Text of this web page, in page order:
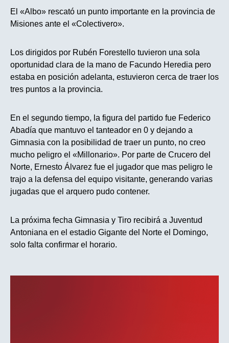
El «Albo» rescató un punto importante en la provincia de
Misiones ante el «Colectivero».
Los dirigidos por Rubén Forestello tuvieron una sola
oportunidad clara de la mano de Facundo Heredia pero
estaba en posición adelanta, estuvieron cerca de traer los
tres puntos a la provincia.
En el segundo tiempo, la figura del partido fue Federico
Abadía que mantuvo el tanteador en 0 y dejando a
Gimnasia con la posibilidad de traer un punto, no creo
mucho peligro el «Millonario». Por parte de Crucero del
Norte, Ernesto Álvarez fue el jugador que mas peligro le
trajo a la defensa del equipo visitante, generando varias
jugadas que el arquero pudo contener.
La próxima fecha Gimnasia y Tiro recibirá a Juventud
Antoniana en el estadio Gigante del Norte el Domingo,
solo falta confirmar el horario.